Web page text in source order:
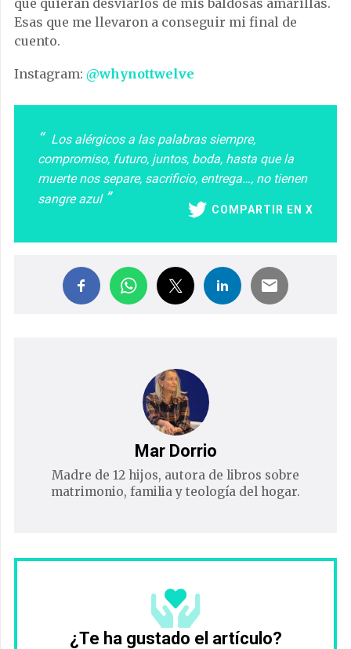
que quieran desviarlos de mis baldosas amarillas.
Esas que me llevaron a conseguir mi final de
cuento.
Instagram: @whynottwelve
Los alérgicos a las palabras siempre,
compromiso, futuro, juntos, boda, hasta que la
muerte nos separe, sacrificio, entrega…, no tienen
sangre azul
COMPARTIR EN X
Mar Dorrio
Madre de 12 hijos, autora de libros sobre
matrimonio, familia y teología del hogar.
¿Te ha gustado el artículo?